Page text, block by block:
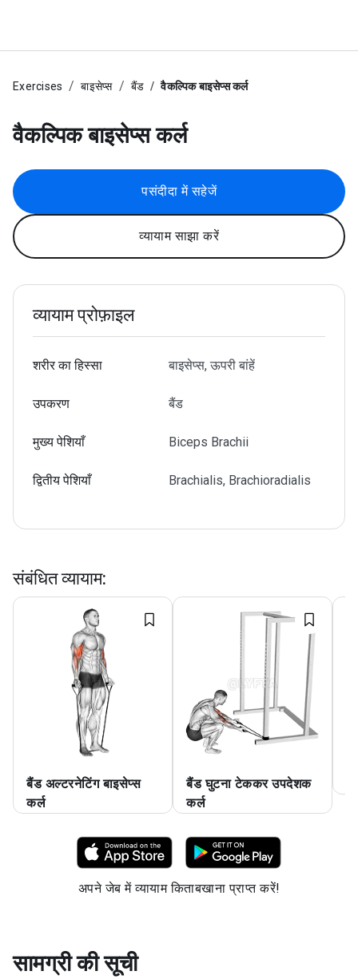
Exercises बाइसेप्स बैंड वैकल्पिक बाइसेप्स कर्ल
वैकल्पिक बाइसेप्स कर्ल
पसंदीदा में सहेजें
व्यायाम साझा करें
व्यायाम प्रोफ़ाइल
शरीर का हिस्सा बाइसेप्स, ऊपरी बांहें
उपकरण बैंड
मुख्य पेशियाँ Biceps Brachii
द्वितीय पेशियाँ Brachialis, Brachioradialis
संबंधित व्यायाम:
बैंड अल्टरनेटिंग बाइसेप्स
कर्ल
बैंड घुटना टेककर उपदेशक
कर्ल
अपने जेब में व्यायाम किताबखाना प्राप्त करें!
सामग्री की सूची